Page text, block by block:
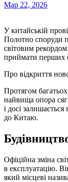
Мар 22, 2026
У китайській
Полотно споруди
світовим
приймати перших
Про відкриття
Протягом
найвища опора
і досі
до Китаю.
Офіційна зміна
в експлуатацію.
який місцеві